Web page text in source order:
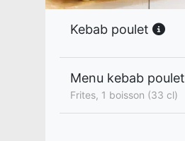
Kebab poulet
Menu kebab poulet
Frites, 1 boisson (33 cl)